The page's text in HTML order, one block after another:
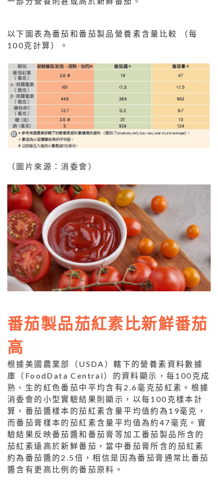
以下圖表為番茄和番茄製品營養素含量比較 （每
100克計算）。
（圖片來源：消委會）
番茄製品茄紅素比新鮮番茄
高
根據美國農業部（USDA）轄下的營養素資料數據
庫（FoodData Central）的資料顯示，每100克成
熟、生的紅色番茄中平均含有2.6毫克茄紅素。根據
消委會的小型實驗結果則顯示，以每100克樣本計
算，番茄醬樣本的茄紅素含量平均值約為19毫克，
而番茄膏樣本的茄紅素含量平均值為約47毫克。實
驗結果反映番茄醬和番茄膏等加工番茄製品所含的
茄紅素遠高於新鮮番茄，當中番茄膏所含的茄紅素
約為番茄醬的2.5倍，相信是因為番茄膏通常比番茄
醬含有更高比例的番茄原料。